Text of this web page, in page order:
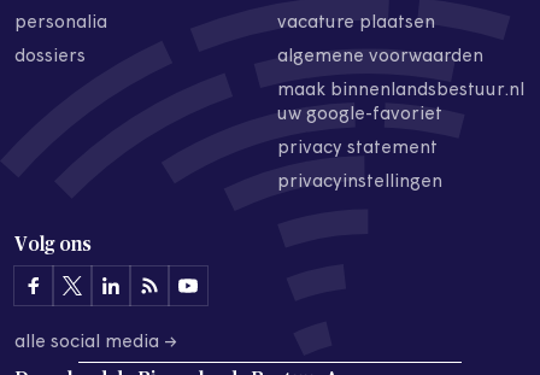
personalia
dossiers
vacature plaatsen
algemene voorwaarden
maak binnenlandsbestuur.nl
uw google-favoriet
privacy statement
privacyinstellingen
Volg ons
alle social media →